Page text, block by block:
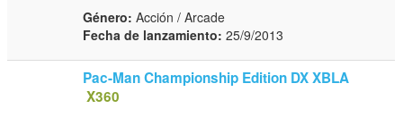
Género: Acción / Arcade
Fecha de lanzamiento: 25/9/2013
Pac-Man Championship Edition DX XBLA
X360